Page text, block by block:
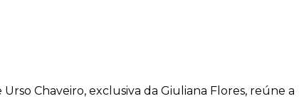
Chaveiro, exclusiva da Giuliana Flores, reúne a